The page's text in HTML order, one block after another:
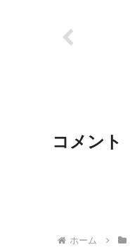
コメント
ホーム